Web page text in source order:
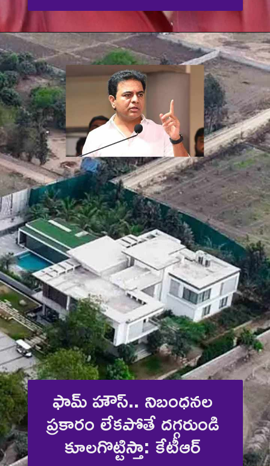
ఫామ్ హౌస్.. నిబంధనల
ప్రకారం లేకపోతే దగ్గరుండి
కూలగొట్టిస్తా: కేటీఆర్